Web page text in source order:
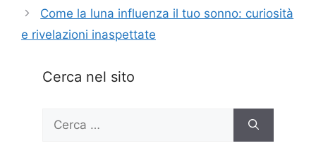
Come la luna influenza il tuo sonno: curiosità
e rivelazioni inaspettate
Cerca nel sito
per: